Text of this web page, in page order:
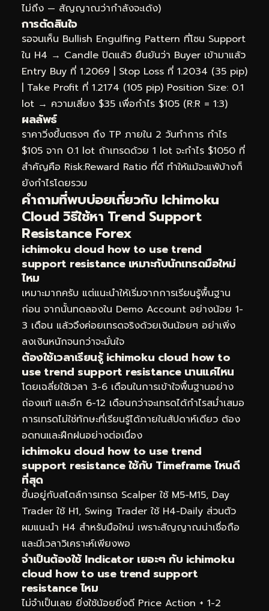
ไม่ถึง — สัญญาณว่ากำลังจะเด้ง)
การตัดสินใจ
รอจนเห็น Bullish Engulfing Pattern ที่โซน Support
ใน H4 → Candle ปิดแล้ว ยืนยันว่า Buyer เข้ามาแล้ว
Entry Buy ที่ 1.2069 | Stop Loss ที่ 1.2034 (35 pip)
| Take Profit ที่ 1.2174 (105 pip) Position Size: 0.1
lot → ความเสี่ยง $35 เพื่อกำไร $105 (R:R = 1:3)
ผลลัพธ์
ราคาวิ่งขึ้นตรงๆ ถึง TP ภายใน 2 วันทำการ กำไร
$105 จาก 0.1 lot ถ้าเทรดด้วย 1 lot จะกำไร $1050 ที่
สำคัญคือ Risk:Reward Ratio ที่ดี ทำให้แม้จะแพ้บ้างก็
ยังกำไรโดยรวม
คำถามที่พบบ่อยเกี่ยวกับ Ichimoku
Cloud วิธีใช้หา Trend Support
Resistance Forex
ichimoku cloud how to use trend
support resistance เหมาะกับนักเทรดมือใหม่
ไหม
เหมาะมากครับ แต่แนะนำให้เริ่มจากการเรียนรู้พื้นฐาน
ก่อน จากนั้นทดลองใน Demo Account อย่างน้อย 1-
3 เดือน แล้วจึงค่อยเทรดจริงด้วยเงินน้อยๆ อย่าเพิ่ง
ลงเงินหนักจนกว่าจะมั่นใจ
ต้องใช้เวลาเรียนรู้ ichimoku cloud how to
use trend support resistance นานแค่ไหน
โดยเฉลี่ยใช้เวลา 3-6 เดือนในการเข้าใจพื้นฐานอย่าง
ถ่องแท้ และอีก 6-12 เดือนกว่าจะเทรดได้กำไรสม่ำเสมอ
การเทรดไม่ใช่ทักษะที่เรียนรู้ได้ภายในสัปดาห์เดียว ต้อง
อดทนและฝึกฝนอย่างต่อเนื่อง
ichimoku cloud how to use trend
support resistance ใช้กับ Timeframe ไหนดี
ที่สุด
ขึ้นอยู่กับสไตล์การเทรด Scalper ใช้ M5-M15, Day
Trader ใช้ H1, Swing Trader ใช้ H4-Daily ส่วนตัว
ผมแนะนำ H4 สำหรับมือใหม่ เพราะสัญญาณน่าเชื่อถือ
และมีเวลาวิเคราะห์เพียงพอ
จำเป็นต้องใช้ Indicator เยอะๆ กับ ichimoku
cloud how to use trend support
resistance ไหม
ไม่จำเป็นเลย ยิ่งใช้น้อยยิ่งดี Price Action + 1-2